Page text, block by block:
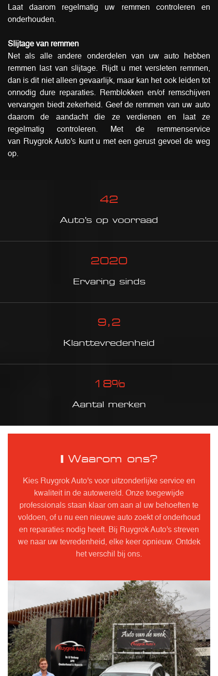
Laat daarom regelmatig uw remmen controleren en
onderhouden.
Slijtage van remmen
Net als alle andere onderdelen van uw auto hebben
remmen last van slijtage. Rijdt u met versleten remmen,
dan is dit niet alleen gevaarlijk, maar kan het ook leiden tot
onnodig dure reparaties. Remblokken en/of remschijven
vervangen biedt zekerheid. Geef de remmen van uw auto
daarom de aandacht die ze verdienen en laat ze
regelmatig controleren. Met de remmenservice
van Ruygrok Auto's kunt u met een gerust gevoel de weg
op.
42
Auto’s op voorraad
2020
Ervaring sinds
9,2
Klanttevredenheid
18%
Aantal merken
Waarom ons?
Kies Ruygrok Auto's voor uitzonderlijke service en
kwaliteit in de autowereld. Onze toegewijde
professionals staan klaar om aan al uw behoeften te
voldoen, of u nu een nieuwe auto zoekt of onderhoud
en reparaties nodig heeft. Bij Ruygrok Auto's streven
we naar uw tevredenheid, elke keer opnieuw. Ontdek
het verschil bij ons.